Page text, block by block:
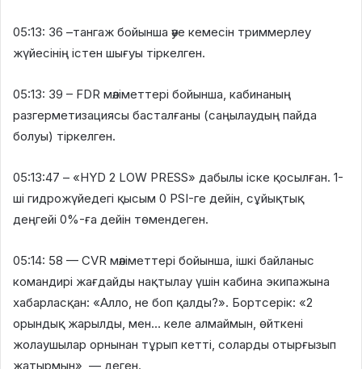
05:13: 36 –тангаж бойынша әуе кемесін триммерлеу
жүйесінің істен шығуы тіркелген.
05:13: 39 – FDR мәліметтері бойынша, кабинаның
разгерметизациясы басталғаны (саңылаудың пайда
болуы) тіркелген.
05:13:47 – «HYD 2 LOW PRESS» дабылы іске қосылған. 1-
ші гидрожүйедегі қысым 0 PSI-ге дейін, сұйықтық
деңгейі 0%-ға дейін төмендеген.
05:14: 58 — CVR мәліметтері бойынша, ішкі байланыс
командирі жағдайды нақтылау үшін кабина экипажына
хабарласқан: «Алло, не боп қалды?». Бортсерік: «2
орындық жарылды, мен… келе алмаймын, өйткені
жолаушылар орнынан тұрып кетті, соларды отырғызып
жатырмын», — деген.